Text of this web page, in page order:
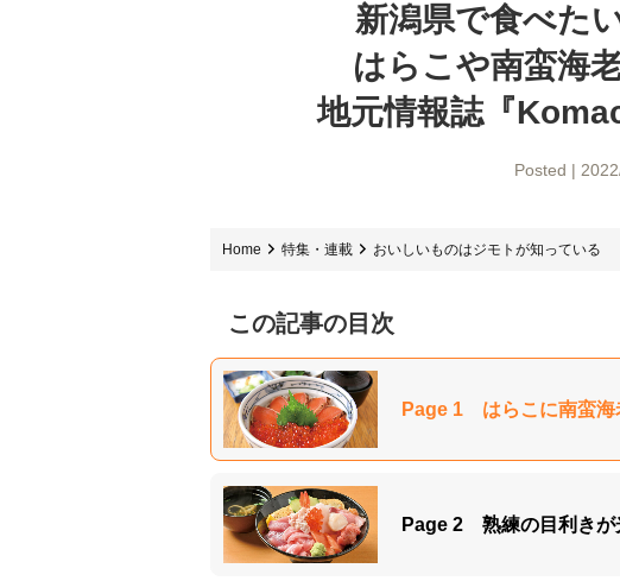
新潟県で食べた
はらこや南蛮海
地元情報誌『
Posted |
Home 特集・連載 おいしいものはジモトが知っている
この記事の目次
Page 1 はらこに南蛮
Page 2 熟練の目利き